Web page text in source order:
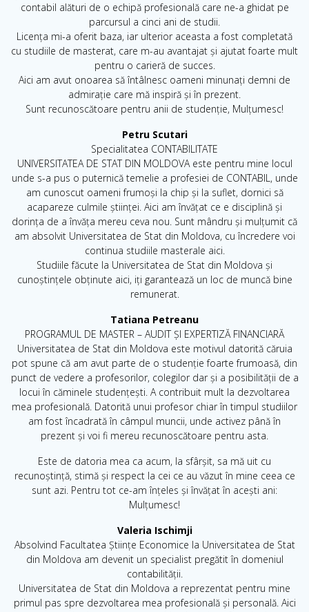
contabil alături de o echipă profesională care ne-a ghidat pe
parcursul a cinci ani de studii.
Licența mi-a oferit baza, iar ulterior aceasta a fost completată
cu studiile de masterat, care m-au avantajat și ajutat foarte mult
pentru o carieră de succes.
Aici am avut onoarea să întâlnesc oameni minunați demni de
admirație care mă inspiră și în prezent.
Sunt recunoscătoare pentru anii de studenție, Mulțumesc!
Petru Scutari
Specialitatea CONTABILITATE
UNIVERSITATEA DE STAT DIN MOLDOVA este pentru mine locul
unde s-a pus o puternică temelie a profesiei de CONTABIL, unde
am cunoscut oameni frumoși la chip și la suflet, dornici să
acapareze culmile științei. Aici am învățat ce e disciplină și
dorința de a învăța mereu ceva nou. Sunt mândru și mulțumit că
am absolvit Universitatea de Stat din Moldova, cu încredere voi
continua studiile masterale aici.
Studiile făcute la Universitatea de Stat din Moldova și
cunoștințele obținute aici, iți garantează un loc de muncă bine
remunerat.
Tatiana Petreanu
PROGRAMUL DE MASTER – AUDIT ȘI EXPERTIZĂ FINANCIARĂ
Universitatea de Stat din Moldova este motivul datorită căruia
pot spune că am avut parte de o studenție foarte frumoasă, din
punct de vedere a profesorilor, colegilor dar și a posibilității de a
locui în căminele studențești. A contribuit mult la dezvoltarea
mea profesională. Datorită unui profesor chiar în timpul studiilor
am fost încadrată în câmpul muncii, unde activez până în
prezent și voi fi mereu recunoscătoare pentru asta.
Este de datoria mea ca acum, la sfârșit, sa mă uit cu
recunoștință, stimă și respect la cei ce au văzut în mine ceea ce
sunt azi. Pentru tot ce-am înțeles și învățat în acești ani:
Mulțumesc!
Valeria Ischimji
Absolvind Facultatea Științe Economice la Universitatea de Stat
din Moldova am devenit un specialist pregătit în domeniul
contabilității.
Universitatea de Stat din Moldova a reprezentat pentru mine
primul pas spre dezvoltarea mea profesională și personală. Aici